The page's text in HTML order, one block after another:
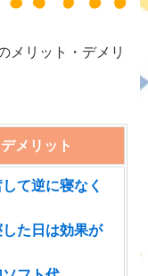
メリット・デメリ
デメリット
て逆に寝なく
した日は効果が